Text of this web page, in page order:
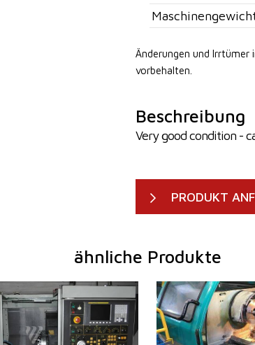
Änderungen und Irrtümer
vorbehalten.
Beschreibung
Very good condition -
PRODUKT
ähnliche Produkte
2010
ja
0i - TD
356 mm
Baujahr:
Kontrollsystem
Steuerung Siemens
Drehdurchmesser